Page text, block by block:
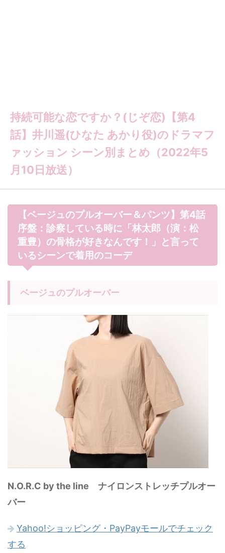
持続可能な恋ですか？(じぞ恋)【第4
話】井川遥(ひなた あかり役)のドラマフ
ァッション シーン別まとめ（2022年5
月10日放送）
【ベージュのプルオーバー＆パンツ】第4話
序盤：診察している時に「林太郎（演：松
重豊）の骨格が好きなんです！」と言って
いるシーンで着用のコーデ
ベージュのプルオーバー
N.O.R.C by the line ナイロンストレッチプルオー
バー
Yahoo!ショッピング・PayPayモールでチェック
する